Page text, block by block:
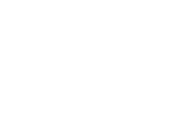
„În cadrul
de bani de la studenți,
de studii. De
lucrări de licență